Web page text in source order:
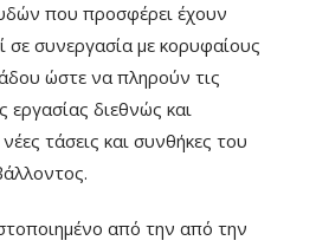
που προσφέρει έχουν
σε συνεργασία με κορυφαίους
ώστε να πληρούν τις
εργασίας διεθνώς και
τάσεις και συνθήκες του
από την από την